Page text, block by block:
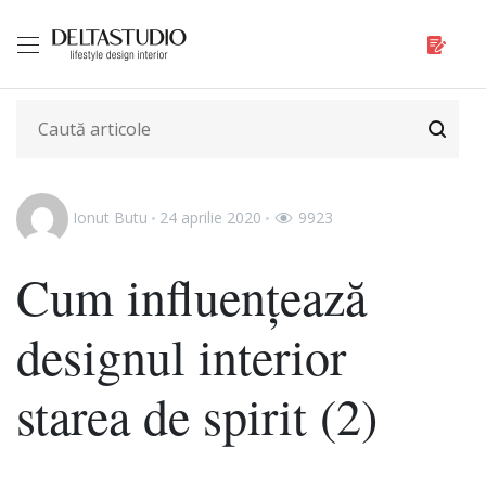
Ionut Butu 24 aprilie 2020 9923
Cum influențează
designul interior
starea de spirit (2)